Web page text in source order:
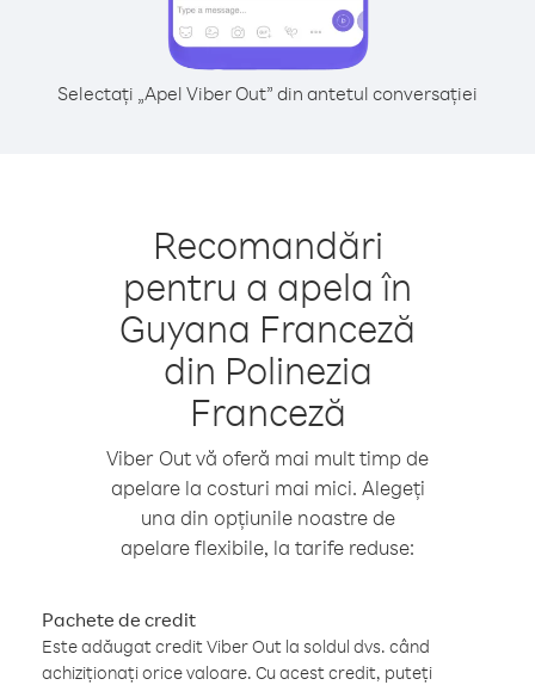
Selectați „Apel Viber Out” din antetul conversației
Recomandări
pentru a apela în
Guyana Franceză
din Polinezia
Franceză
Viber Out vă oferă mai mult timp de
apelare la costuri mai mici. Alegeți
una din opțiunile noastre de
apelare flexibile, la tarife reduse:
Pachete de credit
Este adăugat credit Viber Out la soldul dvs. când
achiziționați orice valoare. Cu acest credit, puteți